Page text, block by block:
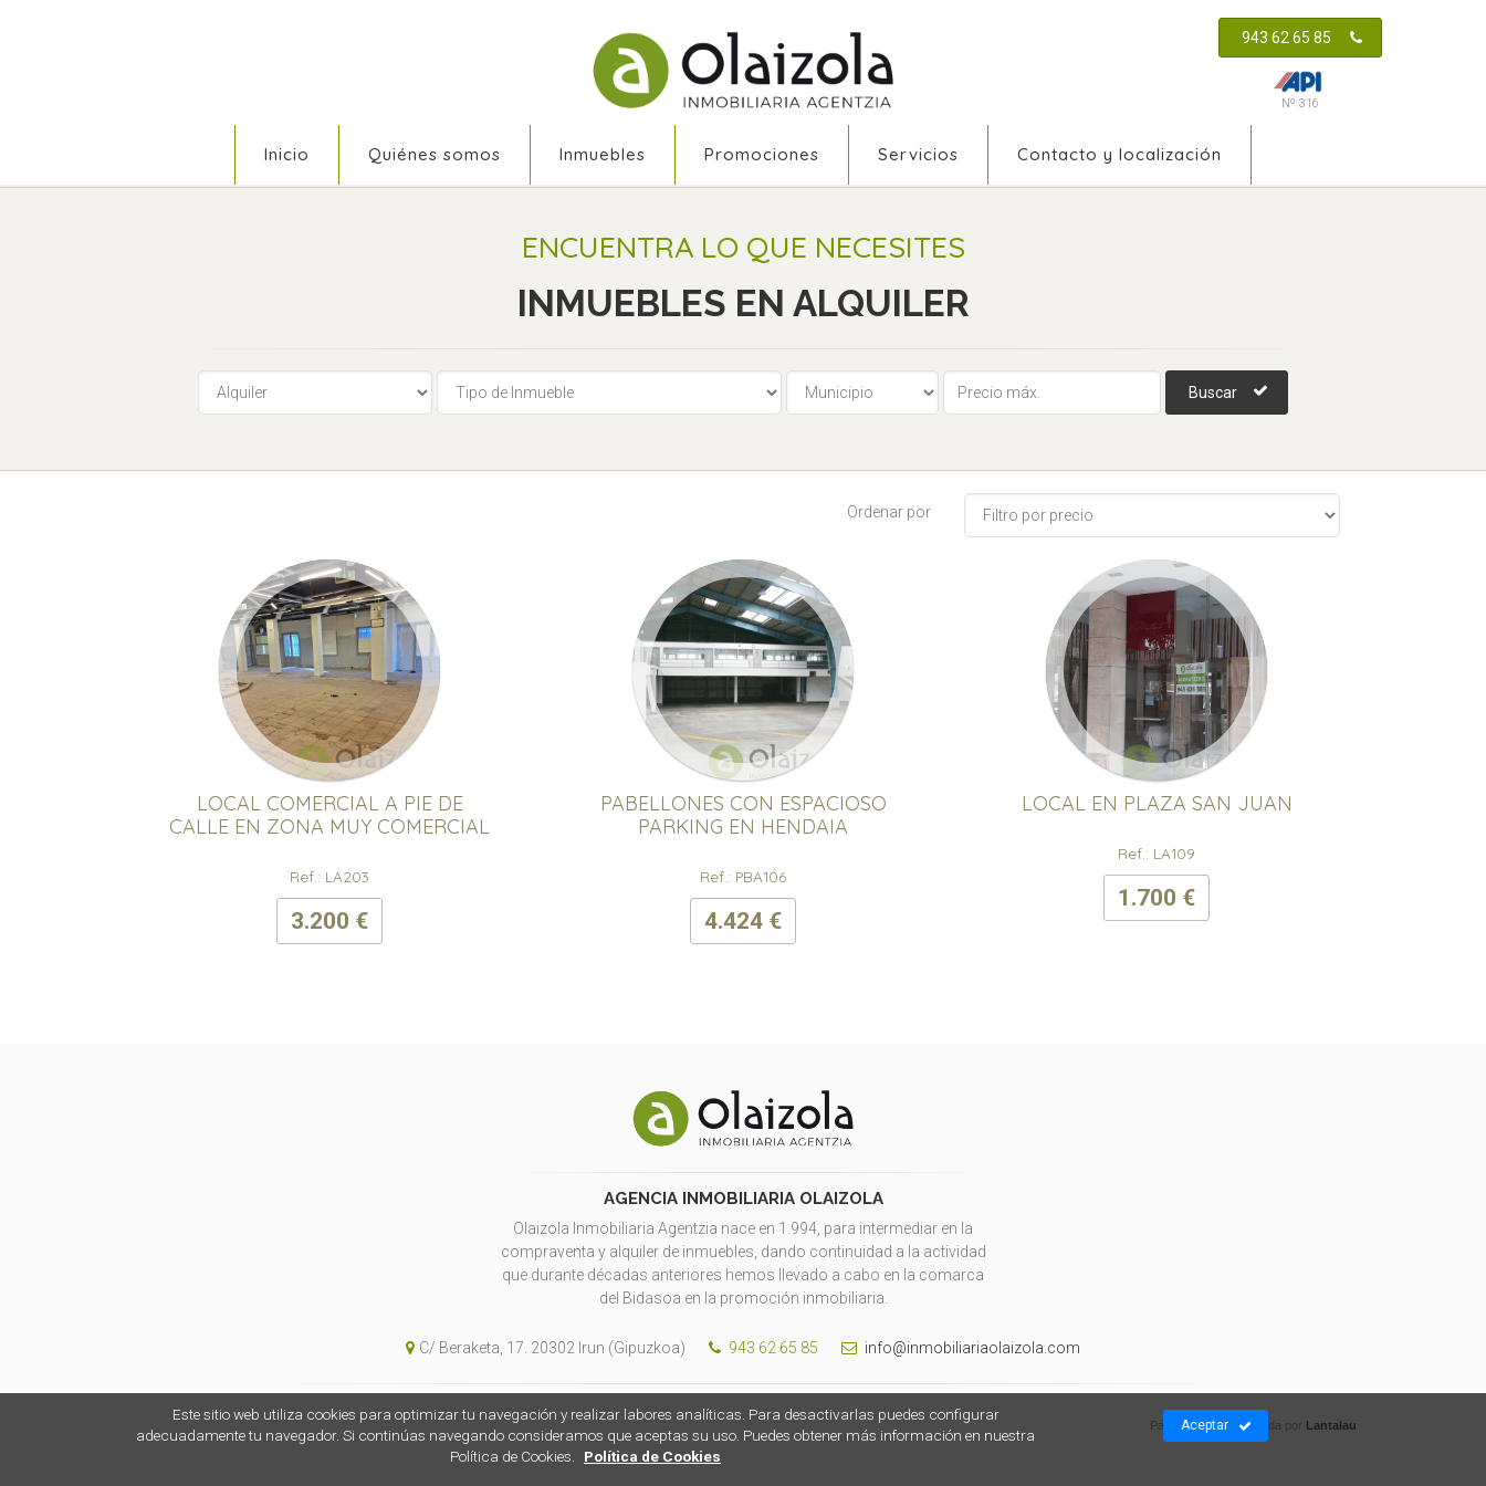
943 62 65 85
Nº 316
Inicio Quiénes somos Inmuebles Promociones Servicios Contacto y localización
ENCUENTRA LO QUE NECESITES
INMUEBLES EN ALQUILER
Selecciona: Venta o Alquiler Tipo de Inmueble Municipio Tipo de Inmueble
Buscar
Ordenar por
LOCAL COMERCIAL A PIE DE
CALLE EN ZONA MUY COMERCIAL
Ref.: LA203
3.200 €
PABELLONES CON ESPACIOSO
PARKING EN HENDAIA
Ref.: PBA106
4.424 €
LOCAL EN PLAZA SAN JUAN
Ref.: LA109
1.700 €
AGENCIA INMOBILIARIA OLAIZOLA
Olaizola Inmobiliaria Agentzia nace en 1.994, para intermediar en la
compraventa y alquiler de inmuebles, dando continuidad a la actividad
que durante décadas anteriores hemos llevado a cabo en la comarca
del Bidasoa en la promoción inmobiliaria.
C/ Beraketa, 17. 20302 Irun (Gipuzkoa) 943 62 65 85 info@inmobiliariaolaizola.com
Página web desarrollada por Lantalau
Este sitio web utiliza cookies para optimizar tu navegación y realizar labores analíticas. Para desactivarlas puedes configurar
adecuadamente tu navegador. Si continúas navegando consideramos que aceptas su uso. Puedes obtener más información en nuestra
Política de Cookies.
Política de Cookies
Aceptar